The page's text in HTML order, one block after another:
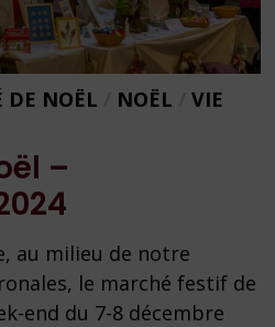
DE NOËL NOËL /VIE
–
au milieu de notre
le marché festif de
end du 7-8 décembre